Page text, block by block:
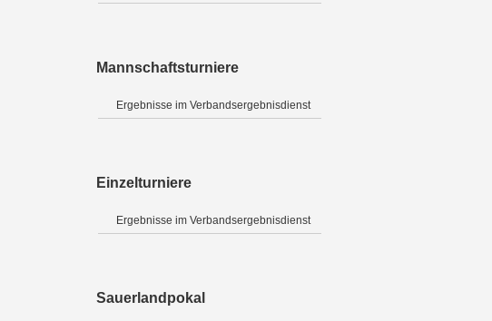
Mannschaftsturniere
Ergebnisse im Verbandsergebnisdienst
Einzelturniere
Ergebnisse im Verbandsergebnisdienst
Sauerlandpokal